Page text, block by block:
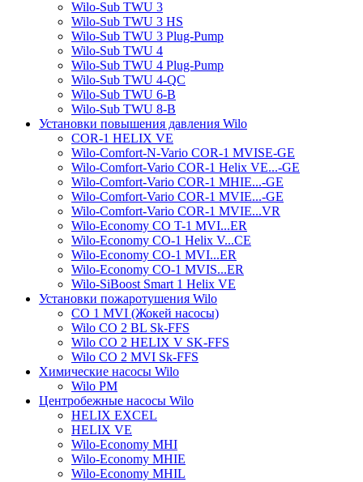
Wilo-Sub TWU 3
Wilo-Sub TWU 3 HS
Wilo-Sub TWU 3 Plug-Pump
Wilo-Sub TWU 4
Wilo-Sub TWU 4 Plug-Pump
Wilo-Sub TWU 4-QC
Wilo-Sub TWU 6-B
Wilo-Sub TWU 8-B
Установки повышения давления Wilo
COR-1 HELIX VE
Wilo-Comfort-N-Vario COR-1 MVISE-GE
Wilo-Comfort-Vario COR-1 Helix VE...-GE
Wilo-Comfort-Vario COR-1 MHIE...-GE
Wilo-Comfort-Vario COR-1 MVIE...-GE
Wilo-Comfort-Vario COR-1 MVIE...VR
Wilo-Economy CO T-1 MVI...ER
Wilo-Economy CO-1 Helix V...CE
Wilo-Economy CO-1 MVI...ER
Wilo-Economy CO-1 MVIS...ER
Wilo-SiBoost Smart 1 Helix VE
Установки пожаротушения Wilo
CO 1 MVI (Жокей насосы)
Wilo CO 2 BL Sk-FFS
Wilo CO 2 HELIX V SK-FFS
Wilo CO 2 MVI Sk-FFS
Химические насосы Wilo
Wilo PM
Центробежные насосы Wilo
HELIX EXCEL
HELIX VE
Wilo-Economy MHI
Wilo-Economy MHIE
Wilo-Economy MHIL